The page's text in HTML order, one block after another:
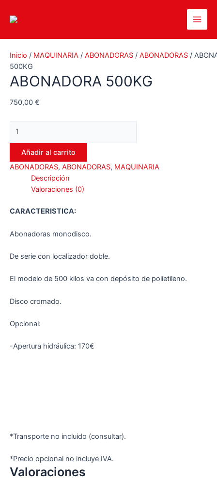
Main
Inicio / MAQUINARIA / ABONADORAS / ABONADORAS /
500KG
ABONADORA 500KG
750,00 €
500KG
cantidad
Añadir al carrito
ABONADORAS, ABONADORAS, MAQUINARIA
Descripción
Valoraciones (0)
CARACTERISTICA:
Abonadoras monodisco.
De serie con localizador doble.
El modelo de 500 kilos va con depósito de polietileno.
Disco cromado.
Opcional:
-Apertura hidráulica: 170€
*Transporte no incluido (consultar).
*Precio opcional no incluye IVA.
Valoraciones